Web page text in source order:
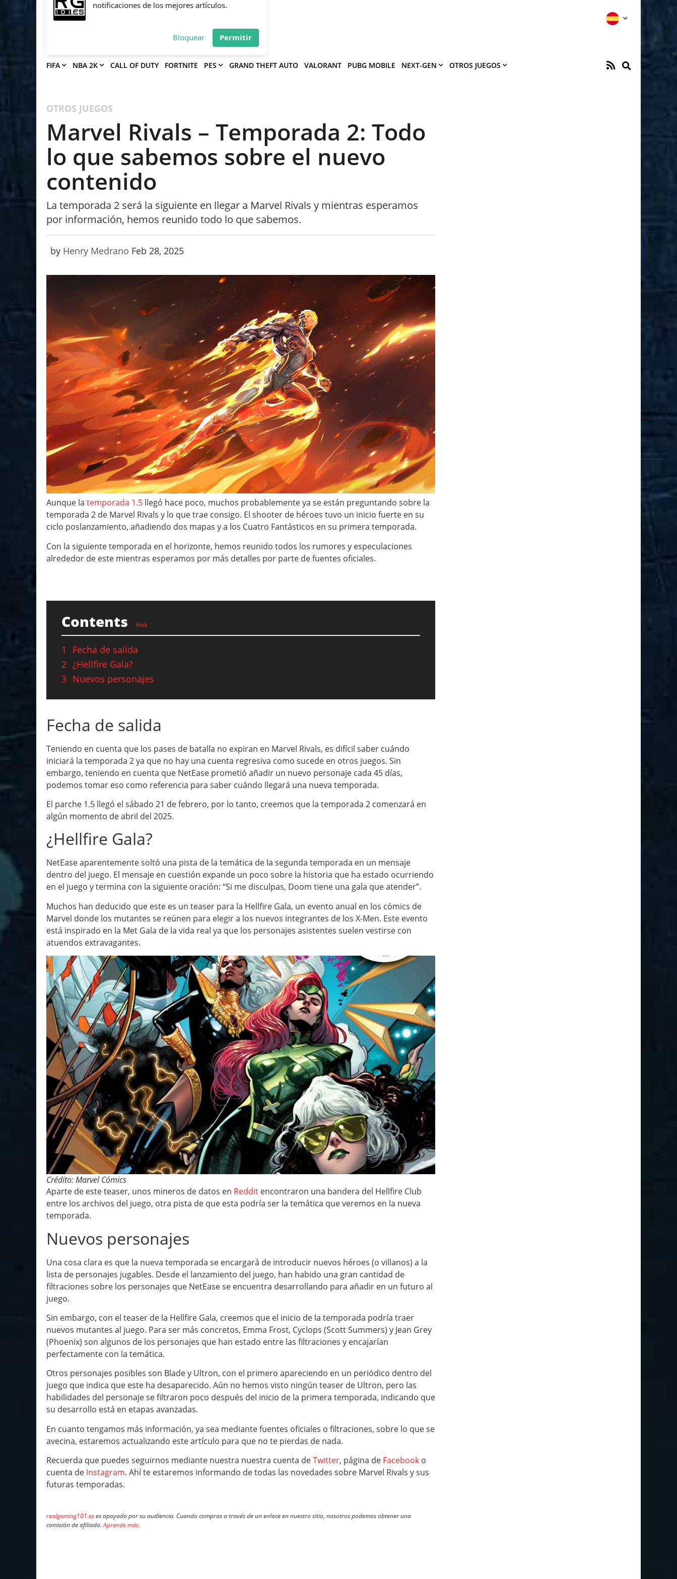
FIFA NBA 2K CALL OF DUTY FORTNITE PES GRAND THEFT AUTO VALORANT PUBG MOBILE NEXT-GEN OTROS JUEGOS
OTROS JUEGOS
Marvel Rivals – Temporada 2: Todo
lo que sabemos sobre el nuevo
contenido
La temporada 2 será la siguiente en llegar a Marvel Rivals y mientras esperamos
por información, hemos reunido todo lo que sabemos.
by Henry Medrano Feb 28, 2025
Aunque la temporada 1.5 llegó hace poco, muchos probablemente ya se están preguntando sobre la
temporada 2 de Marvel Rivals y lo que trae consigo. El shooter de héroes tuvo un inicio fuerte en su
ciclo poslanzamiento, añadiendo dos mapas y a los Cuatro Fantásticos en su primera temporada.
Con la siguiente temporada en el horizonte, hemos reunido todos los rumores y especulaciones
alrededor de este mientras esperamos por más detalles por parte de fuentes oficiales.
Contents hide
1
Fecha de salida
2 ¿Hellfire Gala?
3 Nuevos personajes
Fecha de salida
Teniendo en cuenta que los pases de batalla no expiran en Marvel Rivals, es difícil saber cuándo
iniciará la temporada 2 ya que no hay una cuenta regresiva como sucede en otros juegos. Sin
embargo, teniendo en cuenta que NetEase prometió añadir un nuevo personaje cada 45 días,
podemos tomar eso como referencia para saber cuándo llegará una nueva temporada.
El parche 1.5 llegó el sábado 21 de febrero, por lo tanto, creemos que la temporada 2 comenzará en
algún momento de abril del 2025.
¿Hellfire Gala?
NetEase aparentemente soltó una pista de la temática de la segunda temporada en un mensaje
dentro del juego. El mensaje en cuestión expande un poco sobre la historia que ha estado ocurriendo
en el juego y termina con la siguiente oración: “Si me disculpas, Doom tiene una gala que atender”.
Muchos han deducido que este es un teaser para la Hellfire Gala, un evento anual en los cómics de
Marvel donde los mutantes se reúnen para elegir a los nuevos integrantes de los X-Men. Este evento
está inspirado en la Met Gala de la vida real ya que los personajes asistentes suelen vestirse con
atuendos extravagantes.
Crédito: Marvel Cómics
Aparte de este teaser, unos mineros de datos en Reddit encontraron una bandera del Hellfire Club
entre los archivos del juego, otra pista de que esta podría ser la temática que veremos en la nueva
temporada.
Nuevos personajes
Una cosa clara es que la nueva temporada se encargará de introducir nuevos héroes (o villanos) a la
lista de personajes jugables. Desde el lanzamiento del juego, han habido una gran cantidad de
filtraciones sobre los personajes que NetEase se encuentra desarrollando para añadir en un futuro al
juego.
Sin embargo, con el teaser de la Hellfire Gala, creemos que el inicio de la temporada podría traer
nuevos mutantes al juego. Para ser más concretos, Emma Frost, Cyclops (Scott Summers) y Jean Grey
(Phoenix) son algunos de los personajes que han estado entre las filtraciones y encajarían
perfectamente con la temática.
Otros personajes posibles son Blade y Ultron, con el primero apareciendo en un periódico dentro del
juego que indica que este ha desaparecido. Aún no hemos visto ningún teaser de Ultron, pero las
habilidades del personaje se filtraron poco después del inicio de la primera temporada, indicando que
su desarrollo está en etapas avanzadas.
En cuanto tengamos más información, ya sea mediante fuentes oficiales o filtraciones, sobre lo que se
avecina, estaremos actualizando este artículo para que no te pierdas de nada.
Recuerda que puedes seguirnos mediante nuestra nuestra cuenta deTwitter, página de Facebook o
cuenta de Instagram. Ahí te estaremos informando de todas las novedades sobre Marvel Rivals y sus
futuras temporadas.
realgaming101.eses apoyado por su audiencia. Cuando compras a través de un enlace en nuestro sitio, nosotros podemos obtener una
comisión de afiliado.Aprende más.